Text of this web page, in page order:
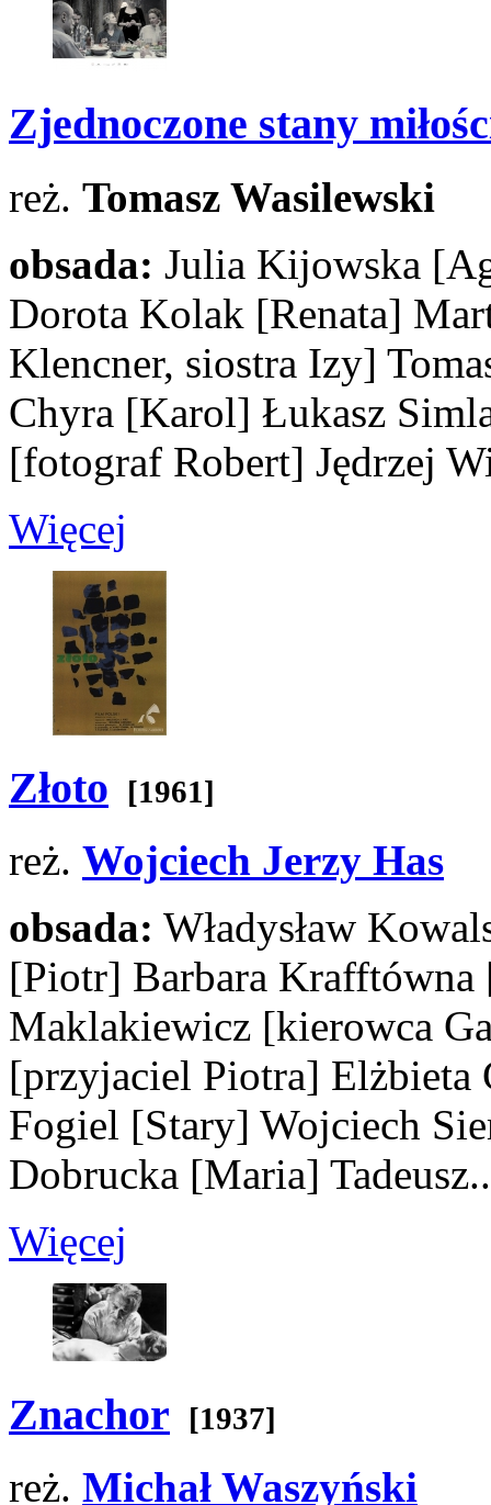
Zjednoczone stany
reż. Tomasz Wasilewski
obsada: Julia Kijowska
Dorota Kolak [Renata]
Klencner, siostra Izy]
Chyra [Karol] Łukasz
[fotograf Robert] Jędrzej
Więcej
Złoto [1961]
reż. Wojciech Jerzy Has
obsada: Władysław
[Piotr] Barbara Krafftówna
Maklakiewicz [kierowca
[przyjaciel Piotra] Elżbieta
Fogiel [Stary] Wojciech
Dobrucka [Maria]
Więcej
Znachor [1937]
reż. Michał Waszyński